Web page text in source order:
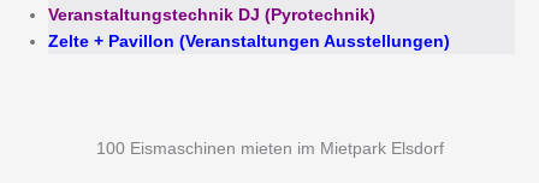
Veranstaltungstechnik DJ (Pyrotechnik)
Zelte + Pavillon (Veranstaltungen Ausstellungen)
100 Eismaschinen mieten im Mietpark Elsdorf